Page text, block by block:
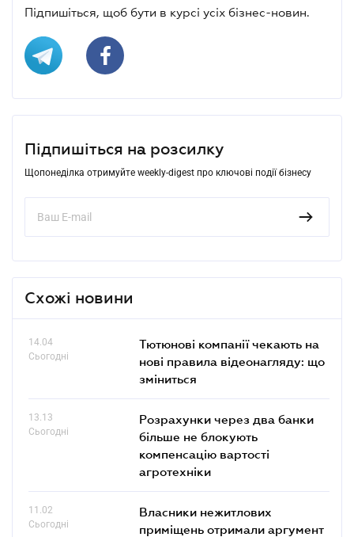
Підпишіться, щоб бути в курсі усіх бізнес-новин.
Підпишіться на розсилку
Щопонеділка отримуйте weekly-digest про ключові події бізнесу
Схожі новини
14.04
Сьогодні
Тютюнові компанії чекають на
нові правила відеонагляду: що
зміниться
13.13
Сьогодні
Розрахунки через два банки
більше не блокують
компенсацію вартості
агротехніки
11.02
Сьогодні
Власники нежитлових
приміщень отримали аргумент